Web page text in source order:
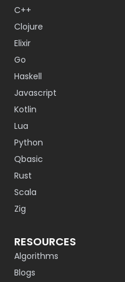
C++
Clojure
Elixir
Go
Haskell
Javascript
Kotlin
Lua
Python
Qbasic
Rust
Scala
Zig
RESOURCES
Algorithms
Blogs